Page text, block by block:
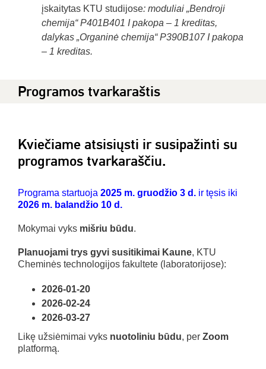
įskaitytas KTU studijose: moduliai „Bendroji
chemija“ P401B401 I pakopa – 1 kreditas,
dalykas „Organinė chemija“ P390B107 I pakopa
– 1 kreditas.
Programos tvarkaraštis
Kviečiame atsisiųsti ir susipažinti su
programos tvarkaraščiu.
Programa startuoja 2025 m. gruodžio 3 d. ir tęsis iki
2026 m. balandžio 10 d.
Mokymai vyks mišriu būdu.
Planuojami trys gyvi susitikimai Kaune, KTU
Cheminės technologijos fakultete (laboratorijose):
2026-01-20
2026-02-24
2026-03-27
Likę užsiėmimai vyks nuotoliniu būdu, per Zoom
platformą.